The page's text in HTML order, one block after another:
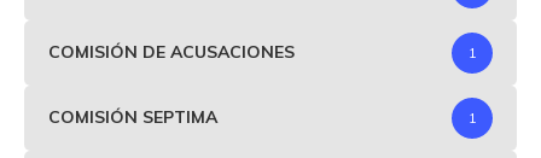
COMISIÓN DE ACUSACIONES 1
COMISIÓN SEPTIMA 1